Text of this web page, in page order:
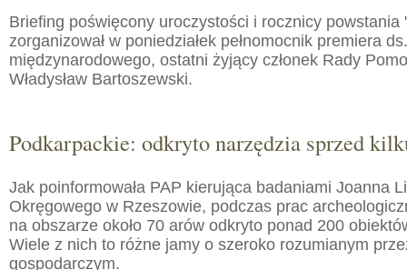
Briefing poświęcony uroczystości i rocznicy powstania
zorganizował w poniedziałek pełnomocnik premiera
międzynarodowego, ostatni żyjący członek Rady
Władysław Bartoszewski.
Podkarpackie: odkryto narzędzia sprzed
Jak poinformowała PAP kierująca badaniami Joanna
Okręgowego w Rzeszowie, podczas prac
na obszarze około 70 arów odkryto ponad 200
Wiele z nich to różne jamy o szeroko rozumianym
gospodarczym.